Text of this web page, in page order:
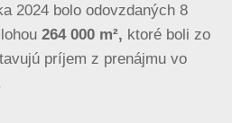
2024 bolo odovzdaných 8
264 000 m², ktoré boli zo
príjem z prenájmu vo